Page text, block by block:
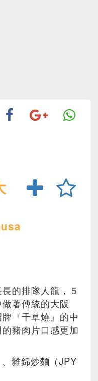
的排隊人龍，５
著傳統的大阪
『千草燒』的中
豬肉片口感更加
雜錦炒麵（JPY